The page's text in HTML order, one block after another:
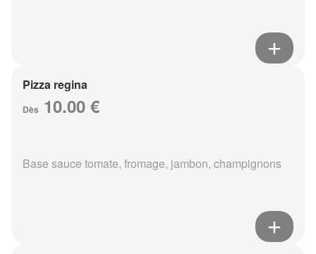
Pizza regina
Dès 10.00 €
Base sauce tomate, fromage, jambon, champignons